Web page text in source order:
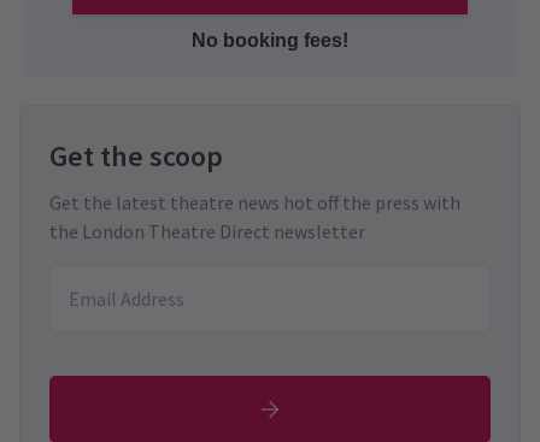
Get the scoop
Get the latest theatre news hot off the press with
the London Theatre Direct newsletter